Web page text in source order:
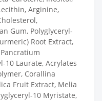
Arginine,
Gum, Polyglyceryl-
Root Extract,
10 Laurate, Acrylates
Corallina
Fruit Extract, Melia
10 Myristate,